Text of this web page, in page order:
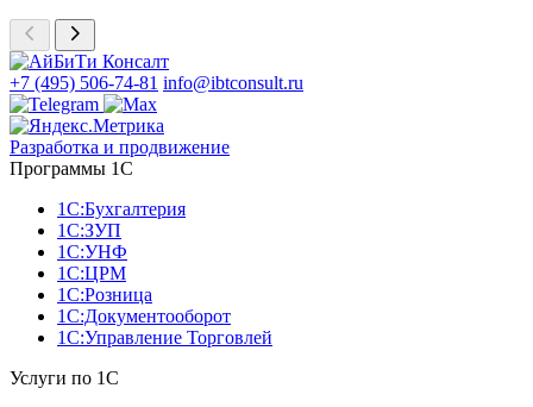
+7 (495) 506-74-81 info@ibtconsult.ru
Разработка и продвижение
Программы 1С
1С:Бухгалтерия
1С:ЗУП
1С:УНФ
1С:ЦРМ
1С:Розница
1С:Документооборот
1С:Управление Торговлей
Услуги по 1С